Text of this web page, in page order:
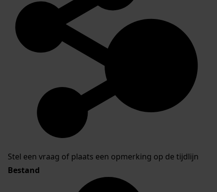
Stel een vraag of plaats een opmerking op de tijdlijn
Bestand